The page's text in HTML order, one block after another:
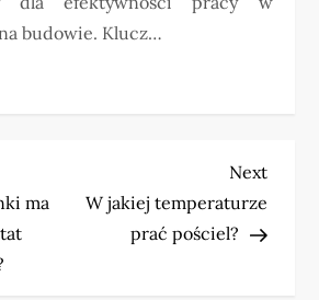
budowie. Klucz…
ma
Next
Post
Next
W jakiej temperaturze
prać pościel?